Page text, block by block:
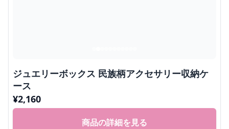
ジュエリーボックス 民族柄アクセサリー収納ケ
ース
¥2,160
商品の詳細を見る